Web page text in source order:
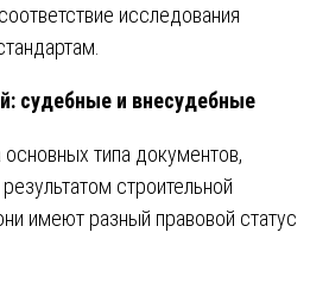
исследования
судебные и внесудебные
типа документов,
строительной
имеют разный правовой статус